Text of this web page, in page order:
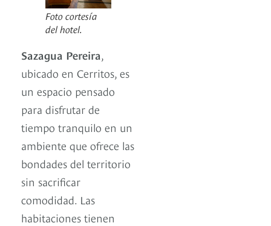
Foto cortesía
del hotel.
Sazagua Pereira,
ubicado en Cerritos, es
un espacio pensado
para disfrutar de
tiempo tranquilo en un
ambiente que ofrece las
bondades del territorio
sin sacrificar
comodidad. Las
habitaciones tienen